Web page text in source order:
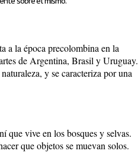
a la época precolombina en la
de Argentina, Brasil y Uruguay.
y se caracteriza por una
que vive en los bosques y selvas.
que objetos se muevan solos.